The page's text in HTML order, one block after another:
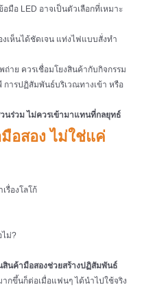
มือ LED อาจเป็นตัวเลือกที่เหมาะ
ห็นได้ชัดเจน แท่งไฟแบบสั่งทำ
าย ควรเชื่อมโยงสินค้ากับกิจกรรม
ารปฏิสัมพันธ์บริเวณทางเข้า หรือ
ร่วม ไม่ควรเข้ามาแทนที่กลยุทธ์
อสอง ไม่ใช่แค่
รื่องโลโก้
ม่?
สินค้ามือสองช่วยสร้างปฏิสัมพันธ์
กขึ้นก็ต่อเมื่อแฟนๆ ได้นำไปใช้จริง